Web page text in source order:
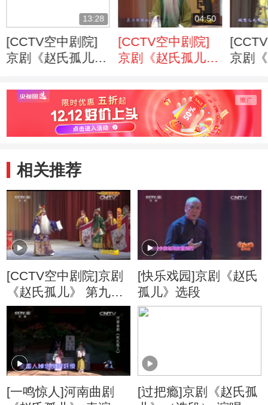
13:28
[CCTV空中剧院]
京剧《赵氏孤儿》
04:50
[CCTV空中剧院]
京剧《赵氏孤儿》
京剧
相关推荐
[CCTV空中剧院]京剧
《赵氏孤儿》 第九场
班师回朝
[快乐戏园]京剧《赵氏
孤儿》选段
[一鸣惊人]河南曲剧
[过把瘾]京剧《赵氏孤